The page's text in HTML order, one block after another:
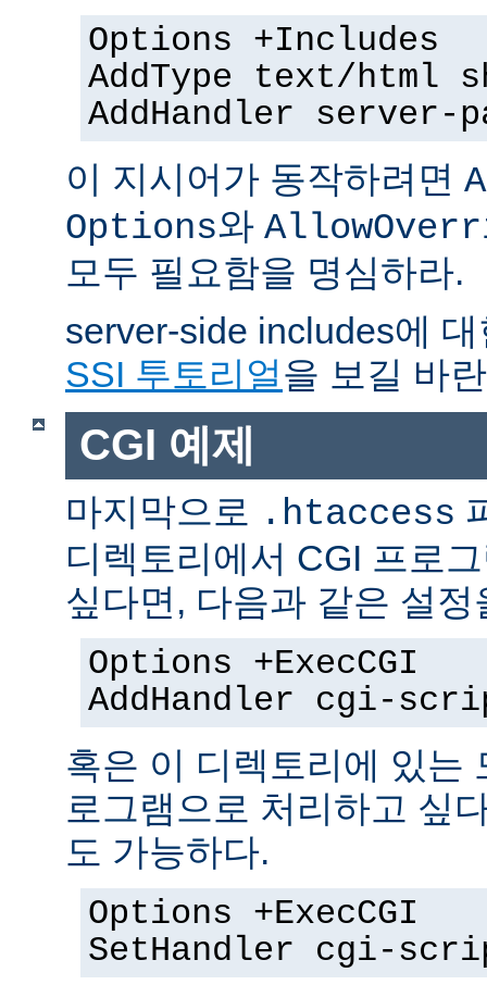
Options +Includes
AddType text/html
AddHandler server-
이 지시어가 동작하려면
Options와
모두 필요함을 명심하라.
server-side includes에
SSI 투토리얼을 보길 바
CGI 예제
마지막으로 .htaccess
디렉토리에서 CGI 프로
싶다면, 다음과 같은 설정
Options +ExecCGI
AddHandler cgi-
혹은 이 디렉토리에 있는
로그램으로 처리하고 싶
도 가능하다.
Options +ExecCGI
SetHandler cgi-